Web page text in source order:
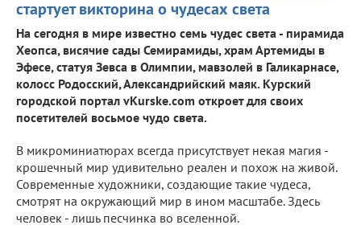
cтартует викторина о чудесах света
На сегодня в мире известно семь чудес света - пирамида
Хеопса, висячие сады Семирамиды, храм Артемиды в
Эфесе, статуя Зевса в Олимпии, мавзолей в Галикарнасе,
колосс Родосский, Александрийский маяк. Курский
городской портал vKurske.com откроет для своих
посетителей восьмое чудо света.
В микроминиатюрах всегда присутствует некая магия -
крошечный мир удивительно реален и похож на живой.
Современные художники, создающие такие чудеса,
смотрят на окружающий мир в ином масштабе. Здесь
человек - лишь песчинка во вселенной.